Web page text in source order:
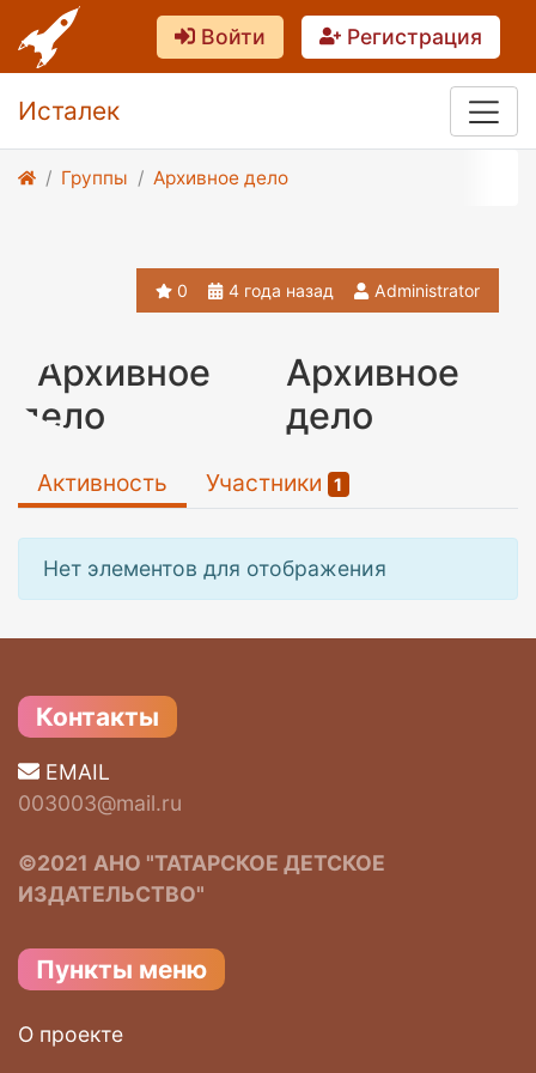
Войти Регистрация
Исталек
Группы Архивное дело
0 4 года назад Administrator
Архивное
дело
Активность Участники 1
Нет элементов для отображения
Контакты
EMAIL
003003@mail.ru
©2021 АНО "ТАТАРСКОЕ ДЕТСКОЕ
ИЗДАТЕЛЬСТВО"
Пункты меню
О проекте